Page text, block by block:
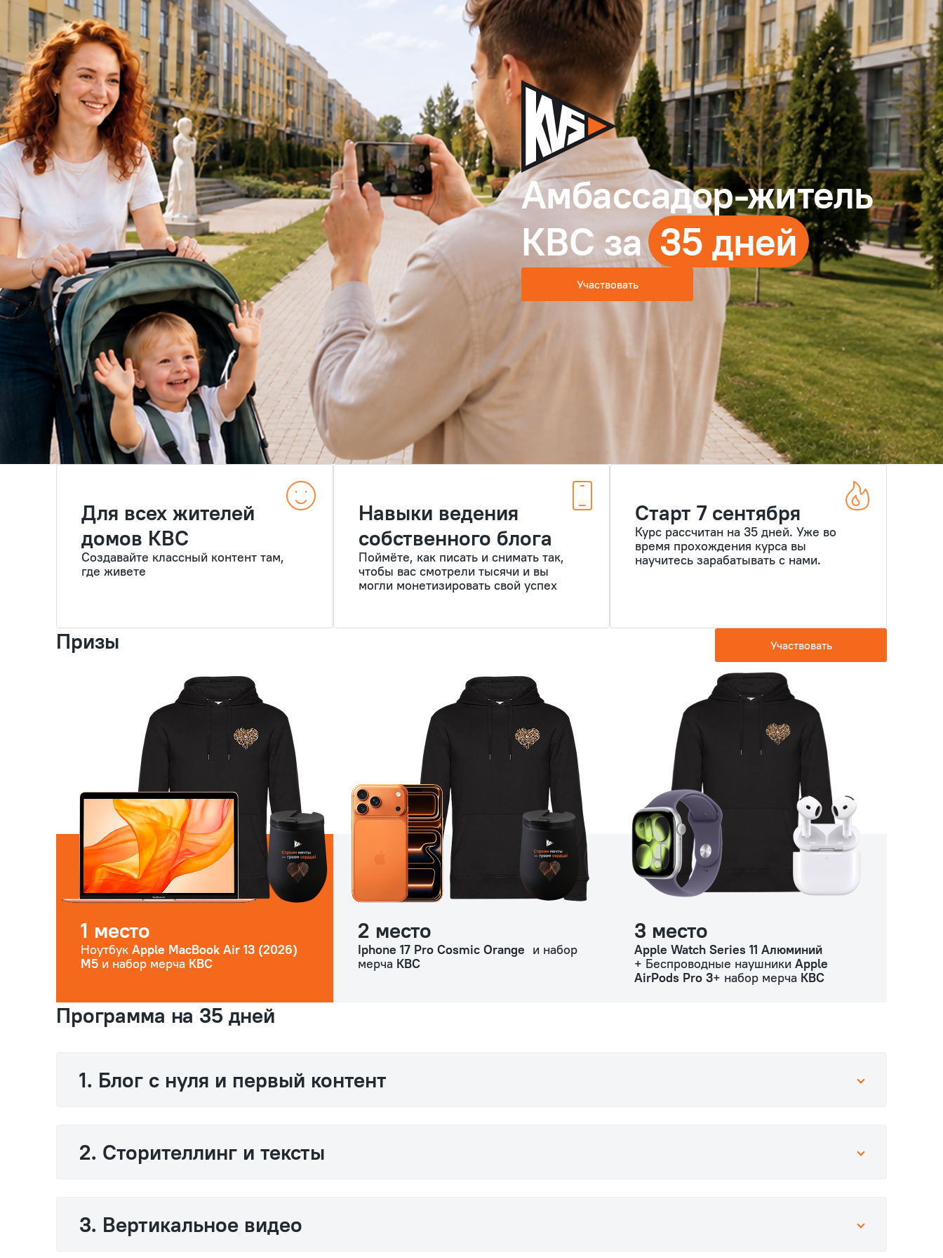
Амбассадор-житель
КВС за 35 дней
Участвовать
Для всех жителей
домов КВС
Создавайте классный контент там,
где живете
Навыки ведения
собственного блога
Поймёте, как писать и снимать так,
чтобы вас смотрели тысячи и вы
могли монетизировать свой успех
Старт 7 сентября
Курс рассчитан на 35 дней. Уже во
время прохождения курса вы
научитесь зарабатывать с нами.
Призы Участвовать
1 место
Ноутбук Apple MacBook Air 13 (2026)
M5 и набор мерча КВС
2 место
Iphone 17 Pro Cosmic Orange и набор
мерча КВС
3 место
Apple Watch Series 11 Алюминий
+ Беспроводные наушникиApple
AirPods Pro 3+ набор мерча КВС
Программа на 35 дней
1. Блог с нуля и первый контент
2. Сторителлинг и тексты
3. Вертикальное видео